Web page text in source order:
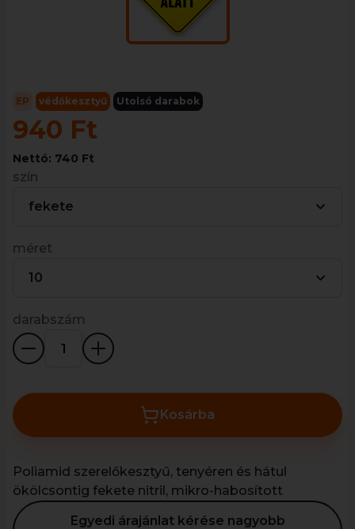
EP védőkesztyű Utolsó darabok
940 Ft
Nettó: 740 Ft
szín
fekete
méret
10
darabszám
Kosárba
Poliamid szerelőkesztyű, tenyéren és hátul
ökölcsontig fekete nitril, mikro-habosított
Egyedi árajánlat kérése nagyobb